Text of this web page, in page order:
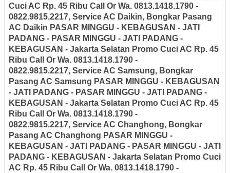
Cuci AC Rp. 45 Ribu Call Or Wa. 0813.1418.1790 -
0822.9815.2217, Service AC Daikin, Bongkar Pasang
AC Daikin PASAR MINGGU - KEBAGUSAN - JATI
PADANG - PASAR MINGGU - JATI PADANG -
KEBAGUSAN - Jakarta Selatan Promo Cuci AC Rp. 45
Ribu Call Or Wa. 0813.1418.1790 -
0822.9815.2217, Service AC Samsung, Bongkar
Pasang AC Samsung PASAR MINGGU - KEBAGUSAN
- JATI PADANG - PASAR MINGGU - JATI PADANG -
KEBAGUSAN - Jakarta Selatan Promo Cuci AC Rp. 45
Ribu Call Or Wa. 0813.1418.1790 -
0822.9815.2217, Service AC Changhong, Bongkar
Pasang AC Changhong PASAR MINGGU -
KEBAGUSAN - JATI PADANG - PASAR MINGGU - JATI
PADANG - KEBAGUSAN - Jakarta Selatan Promo Cuci
AC Rp. 45 Ribu Call Or Wa. 0813.1418.1790 -